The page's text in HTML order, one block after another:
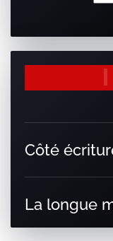
Côté
La longue